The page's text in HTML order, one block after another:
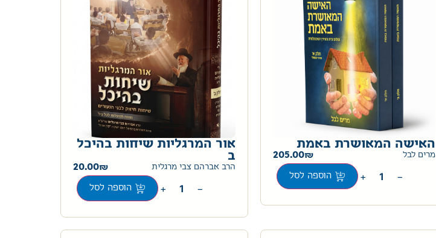
האישה המאושרת באמת
מרים לבל 205.00
−
+ הוספה לסל
אור המרגליות שיחות בהיכל
ב
הרב אברהם צבי מרגלית 20.00
−
+ הוספה לסל